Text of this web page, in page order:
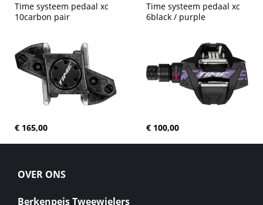
Time systeem pedaal xc
10carbon pair
€ 165,00
Time systeem pedaal xc
6black / purple
€ 100,00
OVER ONS
Berkenpeis Tweewielers